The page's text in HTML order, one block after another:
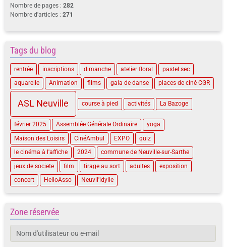
Nombre de pages : 282
Nombre d'articles : 271
Tags du blog
rentrée inscriptions dimanche atelier floral
pastel sec
aquarelle
Animation films gala de danse places de ciné CGR
ASL Neuville course à pied activités La Bazoge
février 2025 Assemblée Générale Ordinaire
yoga
Maison des Loisirs
CinéAmbul EXPO
quiz
le cinéma à l'affiche
2024
commune de Neuville-sur-Sarthe
jeux de societe
film tirage au sort adultes
exposition
concert
HelloAsso Neuvil'idylle
Zone réservée